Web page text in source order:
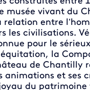
musée vivant du
relation entre
les civilisations.
pour le
la
de Chantilly
animations et ses
du patrimoine